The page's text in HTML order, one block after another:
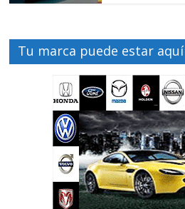
Tu marca puede estar aquí